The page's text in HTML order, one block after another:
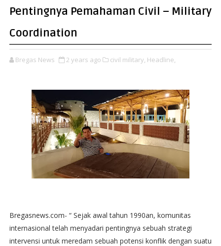
Pentingnya Pemahaman Civil – Military
Coordination
Bregas News 2 years ago civil military, Headline,
Bregasnews.com- “ Sejak awal tahun 1990an, komunitas
internasional telah menyadari pentingnya sebuah strategi
intervensi untuk meredam sebuah potensi konflik dengan suatu